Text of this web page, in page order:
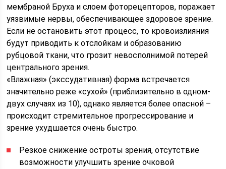
мембраной Бруха и слоем фоторецепторов, поражает
уязвимые нервы, обеспечивающее здоровое зрение.
Если не остановить этот процесс, то кровоизлияния
будут приводить к отслойкам и образованию
рубцовой ткани, что грозит невосполнимой потерей
центрального зрения.
«Влажная» (экссудативная) форма встречается
значительно реже «сухой» (приблизительно в одном-
двух случаях из 10), однако является более опасной –
происходит стремительное прогрессирование и
зрение ухудшается очень быстро.
Резкое снижение остроты зрения, отсутствие
возможности улучшить зрение очковой